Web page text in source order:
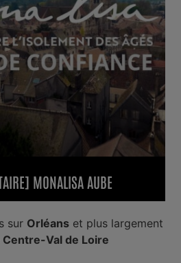
MONALISA AUBE
sur Orléanset plus largement
Val de Loire